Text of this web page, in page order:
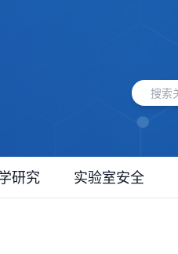
研究 实验室安全